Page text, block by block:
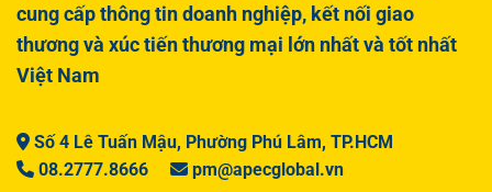
cung cấp thông tin doanh nghiệp, kết nối giao
thương và xúc tiến thương mại lớn nhất và tốt nhất
Việt Nam
Số 4 Lê Tuấn Mậu, Phường Phú Lâm, TP.HCM
08.2777.8666
pm@apecglobal.vn